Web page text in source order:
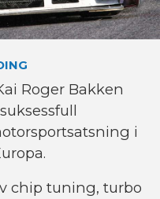
Roger Bakken
i
chip tuning, turbo